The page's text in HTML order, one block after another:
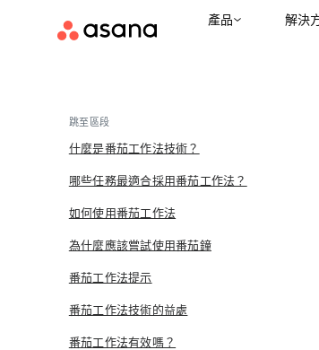
產品 解決
跳至區段
什麼是番茄工作法技術？
哪些任務最適合採用番茄工作法？
如何使用番茄工作法
為什麼應該嘗試使用番茄鐘
番茄工作法提示
番茄工作法技術的益處
番茄工作法有效嗎？